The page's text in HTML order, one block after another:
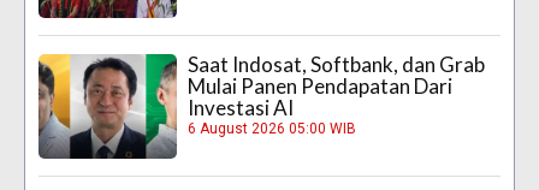
Saat Indosat, Softbank, dan Grab
Mulai Panen Pendapatan Dari
Investasi AI
6 August 2026 05:00 WIB